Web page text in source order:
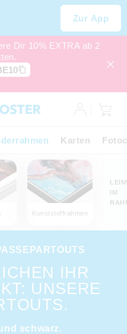
Zur App
Dir 10% EXTRA ab 2
Karten
Kunststoffrahmen
IM
IHR
UNSERE
schwarz.